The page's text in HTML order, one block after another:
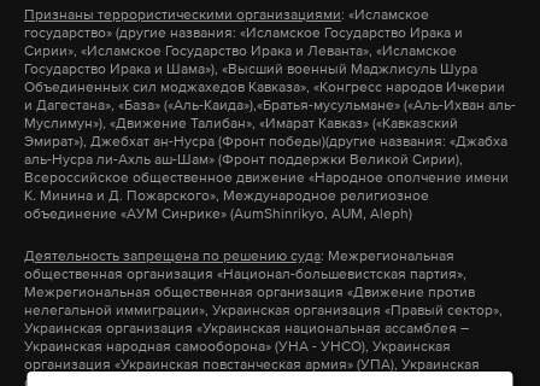
тем районам, где были паводки. И как только
пройдет третья волна осадков, мы начнем их
осуществлять. Это будет уже со следующей
недели.
работает там, где тормозит интернет.
А еще мы есть вTelegram,ДзениVK.
Макс Telegram
Дзен VK
Признаны террористическими организациями: «Исламское
государство» (другие названия: «Исламское Государство Ирака и
Сирии», «Исламское Государство Ирака и Леванта», «Исламское
Государство Ирака и Шама»), «Высший военный Маджлисуль Шура
Объединенных сил моджахедов Кавказа», «Конгресс народов Ичкерии
и Дагестана», «База» («Аль-Каида»),«Братья-мусульмане» («Аль-Ихван аль-
Муслимун»), «Движение Талибан», «Имарат Кавказ» («Кавказский
Эмират»), Джебхат ан-Нусра (Фронт победы)(другие названия: «Джабха
аль-Нусра ли-Ахль аш-Шам» (Фронт поддержки Великой Сирии),
Всероссийское общественное движение «Народное ополчение имени
К. Минина и Д. Пожарского», Международное религиозное
объединение «АУМ Синрике» (AumShinrikyo, AUM, Aleph)
Деятельность запрещена по решению суда: Межрегиональная
общественная организация «Национал-большевистская партия»,
Межрегиональная общественная организация «Движение против
нелегальной иммиграции», Украинская организация «Правый сектор»,
Украинская организация «Украинская национальная ассамблея –
Украинская народная самооборона» (УНА - УНСО), Украинская
организация «Украинская повстанческая армия» (УПА), Украинская
организация «Тризуб им. Степана Бандеры», Украинская организация